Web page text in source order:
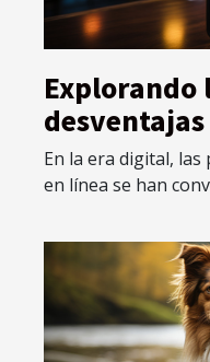
Explorando
través de
En la era digital,
en línea se han